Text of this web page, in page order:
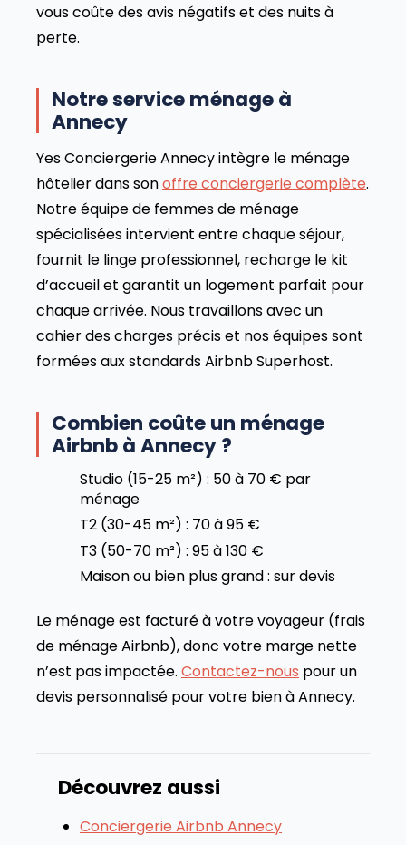
vous coûte des avis négatifs et des nuits à
perte.
Notre service ménage à
Annecy
Yes Conciergerie Annecy intègre le ménage
hôtelier dans sonoffre conciergerie complète.
Notre équipe de femmes de ménage
spécialisées intervient entre chaque séjour,
fournit le linge professionnel, recharge le kit
d’accueil et garantit un logement parfait pour
chaque arrivée. Nous travaillons avec un
cahier des charges précis et nos équipes sont
formées aux standards Airbnb Superhost.
Combien coûte un ménage
Airbnb à Annecy ?
Studio (15-25 m²) : 50 à 70 € par
ménage
T2 (30-45 m²) : 70 à 95 €
T3 (50-70 m²) : 95 à 130 €
Maison ou bien plus grand : sur devis
Le ménage est facturé à votre voyageur (frais
de ménage Airbnb), donc votre marge nette
n’est pas impactée. Contactez-nous pour un
devis personnalisé pour votre bien à Annecy.
Découvrez aussi
Conciergerie Airbnb Annecy